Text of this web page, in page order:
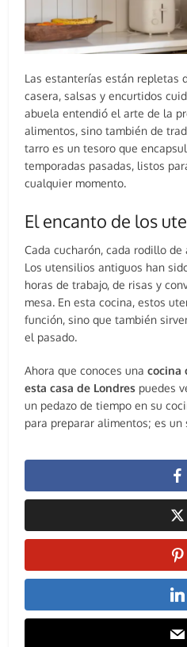
Las estanterías están repletas
casera, salsas y encurtidos
abuela entendió el arte de la
alimentos, sino también de
tarro es un tesoro que
temporadas pasadas, listos
cualquier momento.
El encanto de los
Cada cucharón, cada rodillo
Los utensilios antiguos han
horas de trabajo, de risas y
mesa. En esta cocina, estos
función, sino que también
el pasado.
Ahora que conoces unacocina
esta casa de Londres puedes
un pedazo de tiempo en su
para preparar alimentos; es